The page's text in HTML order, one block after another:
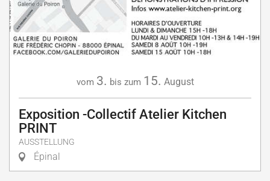
vom 3. bis zum 15. August
Exposition -Collectif Atelier Kitchen
PRINT
AUSSTELLUNG
Épinal